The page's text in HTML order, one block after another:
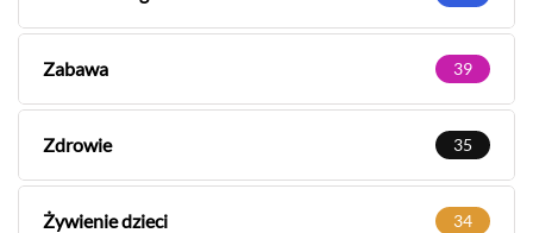
Zabawa 39
Zdrowie 35
Żywienie dzieci 34